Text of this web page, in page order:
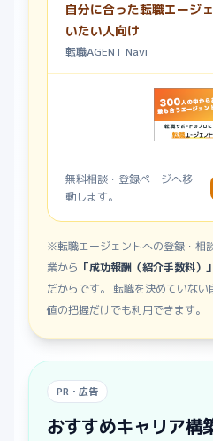
自分に合った転職エージ
いたい人向け
転職AGENT Navi
無料相談・登録ページへ移
動します。
※転職エージェントへの登録・相
業から 「成功報酬（紹介手数料）」
だからです。 転職を決めていな
値の把握だけでも利用できます。
PR・広告
おすすめキャリア構